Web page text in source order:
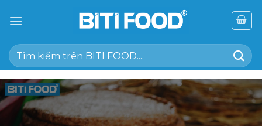
đến
dung
Tìm
kiếm: